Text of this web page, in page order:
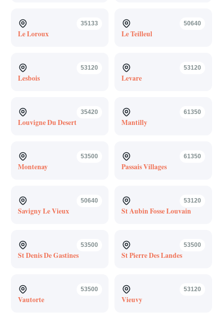
35133
Le Loroux
50640
Le Teilleul
53120
Lesbois
53120
Levare
35420
Louvigne Du Desert
61350
Mantilly
53500
Montenay
61350
Passais Villages
50640
Savigny Le Vieux
53120
St Aubin Fosse Louvain
53500
St Denis De Gastines
53500
St Pierre Des Landes
53500
Vautorte
53120
Vieuvy